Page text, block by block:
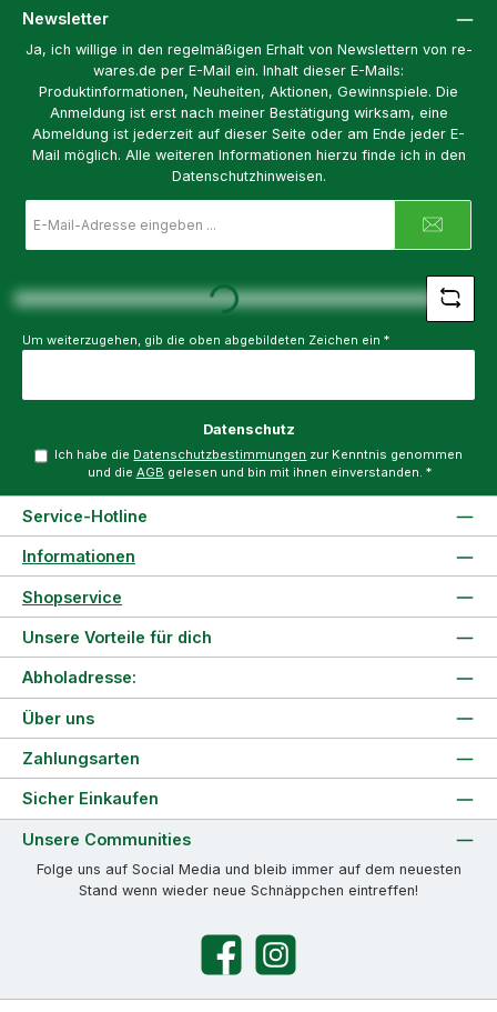
Newsletter
Ja, ich willige in den regelmäßigen Erhalt von Newslettern von re-
wares.de per E-Mail ein. Inhalt dieser E-Mails:
Produktinformationen, Neuheiten, Aktionen, Gewinnspiele. Die
Anmeldung ist erst nach meiner Bestätigung wirksam, eine
Abmeldung ist jederzeit auf dieser Seite oder am Ende jeder E-
Mail möglich. Alle weiteren Informationen hierzu finde ich in den
Datenschutzhinweisen.
Mail-
Adresse
Loading...
Um weiterzugehen, gib die oben abgebildeten Zeichen ein *
Datenschutz
Ich habe die Datenschutzbestimmungen zur Kenntnis genommen
und die AGB gelesen und bin mit ihnen einverstanden. *
Service-Hotline
Informationen
Shopservice
Unsere Vorteile für dich
Über uns
Zahlungsarten
Abholadresse:
Sicher Einkaufen
Unsere Communities
Folge uns auf Social Media und bleib immer auf dem neuesten
Stand wenn wieder neue Schnäppchen eintreffen!
FacebookInstagram